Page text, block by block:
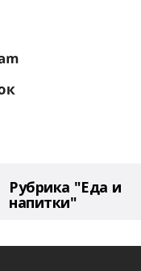
Рубрика "Еда и
напитки"